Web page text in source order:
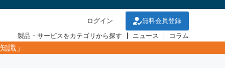
ログイン
無料会員登録
製品・サービスをカテゴリから探す
ニュース コラム
識」